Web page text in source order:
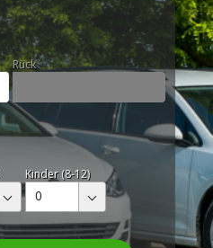
Rück
Kinder (8-12)
0